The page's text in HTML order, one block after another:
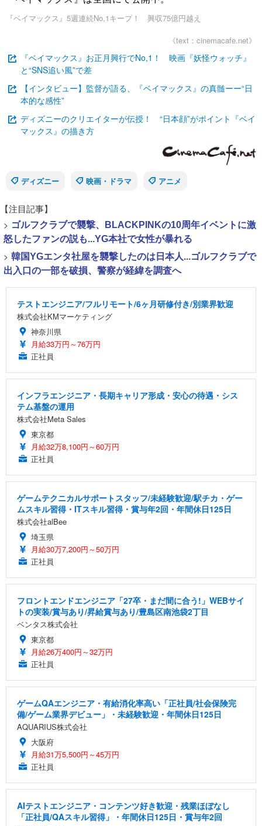
『ベイマックス』5週連続No,1キープ！ 興収75億円越え
《text：cinemacafe.net》
『ベイマックス』お正月興行でNo,1！ 映画『妖怪ウォッチ』
と“SNS追い風”で差
【インタビュー】監督が語る、『ベイマックス』の真髄ーー“日
本的な感性”
ディズニーのクリエイターが伝授！ “日本顔”がポイント『ベイ
マックス』の描き方
ディズニー 映画・ドラマ アニメ
【注目記事】
> ゴルフクラブで襲撃、BLACKPINKの10周年イベントに激
怒したファンの説も...YG本社で女性が暴れる
> 韓国YGエンタ社屋を襲撃したのは日本人...ゴルフクラブで
出入口の一部を破損、警察が経緯を調査へ
テストエンジニア/フルリモート/6ヶ月研修付き/別業界歓迎
株式会社KMマーケティング
神奈川県
月給33万円～76万円
正社員
インフラエンジニア・長期キャリア形成・安心の待遇・シス
テム基盤の運用
株式会社Meta Sales
東京都
月給32万8,100円～60万円
正社員
ゲームテクニカルサポートスタッフ/未経験歓迎/駅チカ・ゲー
ムスキル習得・ITスキル習得・賞与年2回・年間休日125日
株式会社alBee
埼玉県
月給30万7,200円～50万円
正社員
フロントエンドエンジニア「27卒・まだ間に合う!」WEBサイ
トの実装/賞与あり/昇給賞与あり/豊島区南池袋2丁目
ベンタス株式会社
東京都
月給26万400円～32万円
正社員
ゲームQAエンジニア・有給消化率高い「正社員/社会保険完
備/ゲーム業界デビュー」・未経験歓迎・年間休日125日
AQUARIUS株式会社
大阪府
月給31万5,500円～45万円
正社員
AIテストエンジニア・コンテンツ好き歓迎・残業ほぼなし
「正社員/QAスキル習得」・年間休日125日・賞与年2回